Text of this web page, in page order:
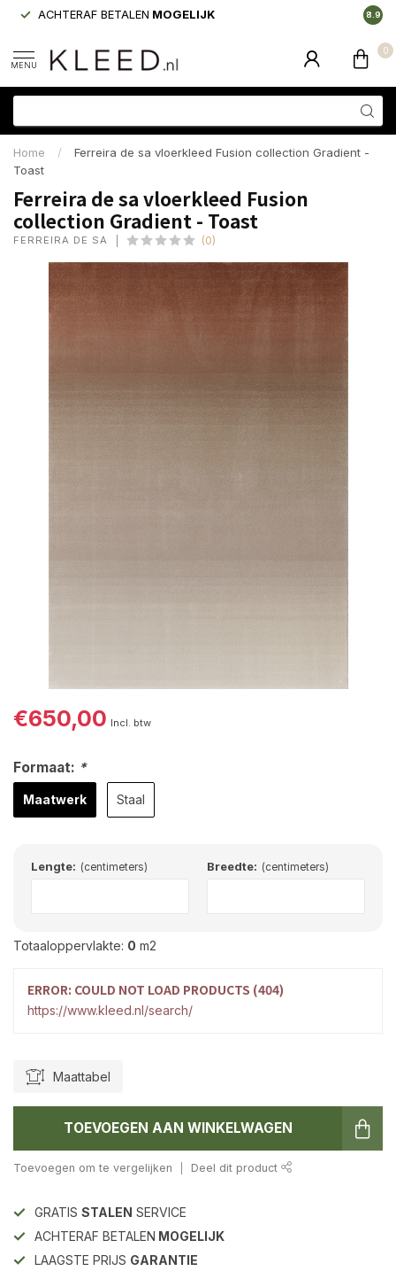
ACHTERAF BETALEN MOGELIJK 8.9
MENU
0
Home /
Ferreira de sa vloerkleed Fusion collection Gradient -
Toast
Ferreira de sa vloerkleed Fusion
collection Gradient - Toast
FERREIRA DE SÁ (0)
€650,00 Incl. btw
Formaat: *
Maatwerk Staal
Lengte: (centimeters) Breedte: (centimeters)
Totaaloppervlakte: 0 m2
ERROR: COULD NOT LOAD PRODUCTS (404)
https://www.kleed.nl/search/
Maattabel
TOEVOEGEN AAN WINKELWAGEN
Toevoegen om te vergelijken Deel dit product
GRATIS STALEN SERVICE
ACHTERAF BETALEN MOGELIJK
LAAGSTE PRIJS GARANTIE